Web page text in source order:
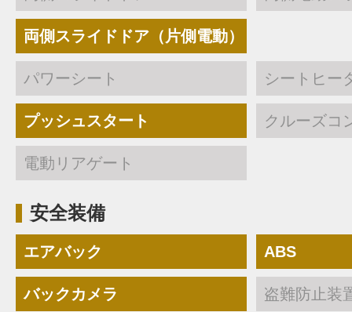
両側スライドドア（片側電動）
パワーシート シートヒー
プッシュスタート クルーズコ
電動リアゲート
安全装備
エアバック ABS
バックカメラ 盗難防止装